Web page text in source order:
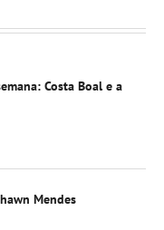
Costa Boal e a
Mendes